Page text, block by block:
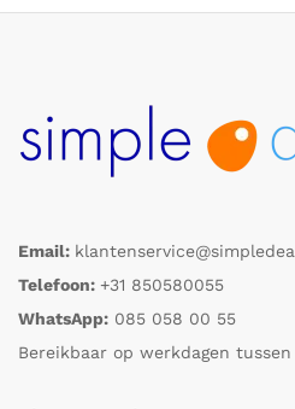
Email:
Telefoon: +31 850580055
WhatsApp: 085 058 00 55
Bereikbaar op werkdagen